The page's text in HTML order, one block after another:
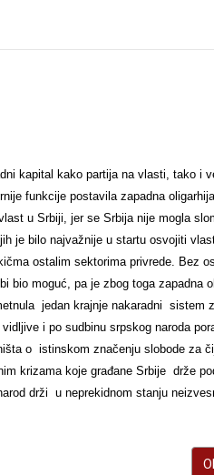
kapital kako partija na vlasti, tako i
funkcije postavila zapadna
u Srbiji, jer se Srbija nije mogla
je bilo najvažnije u startu osvojiti
ostalim sektorima privrede. Bez
bio moguć, pa je zbog toga zapadna
jedan krajnje nakaradni sistem
i po sudbinu srpskog naroda
o istinskom značenju slobode za
krizama koje građane Srbije drže
drži u neprekidnom stanju